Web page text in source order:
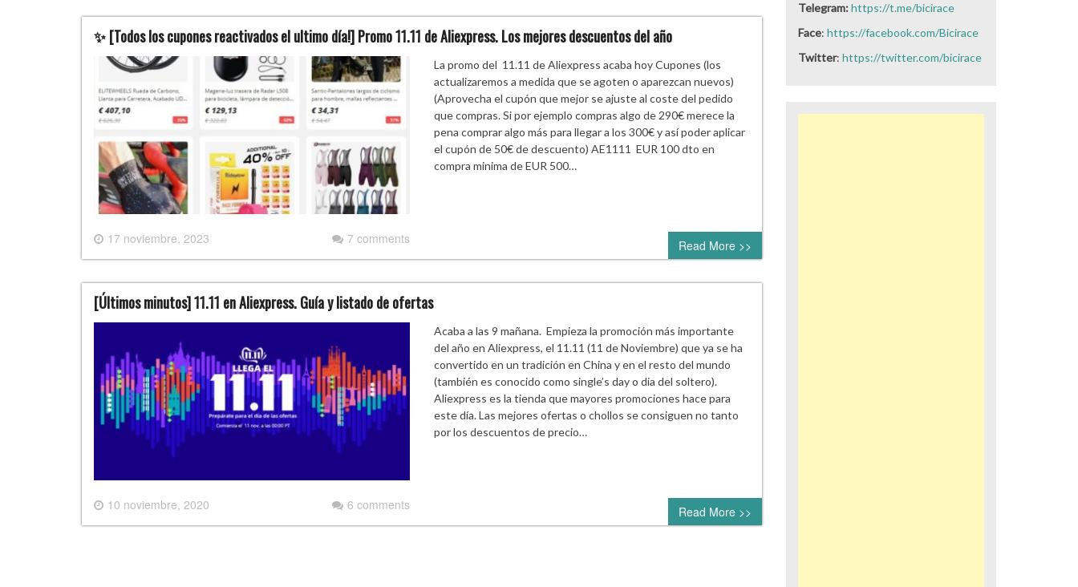
✨ [Todos los cupones reactivados el ultimo día!] Promo 11.11 de Aliexpress. Los mejores descuentos del año
17 noviembre, 2023 7 comments
La promo del 11.11 de Aliexpress acaba hoy Cupones (los
actualizaremos a medida que se agoten o aparezcan nuevos)
(Aprovecha el cupón que mejor se ajuste al coste del pedido
que compras. Si por ejemplo compras algo de 290€ merece la
pena comprar algo más para llegar a los 300€ y así poder aplicar
el cupón de 50€ de descuento) AE1111 EUR 100 dto en
compra minima de EUR 500…
Read More >>
[Últimos minutos] 11.11 en Aliexpress. Guía y listado de ofertas
10 noviembre, 2020 6 comments
Acaba a las 9 mañana. Empieza la promoción más importante
del año en Aliexpress, el 11.11 (11 de Noviembre) que ya se ha
convertido en un tradición en China y en el resto del mundo
(también es conocido como single’s day o dia del soltero).
Aliexpress es la tienda que mayores promociones hace para
este día. Las mejores ofertas o chollos se consiguen no tanto
por los descuentos de precio…
Read More >>
Telegram:https://t.me/bicirace
Face: https://facebook.com/Bicirace
Twitter: https://twitter.com/bicirace